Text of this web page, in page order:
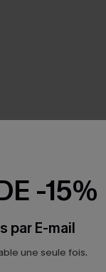
-15%
par E-mail
une seule fois.